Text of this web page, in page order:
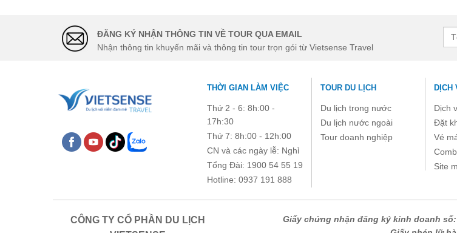
ĐĂNG KÝ NHẬN THÔNG TIN VỀ TOUR QUA EMAIL
Nhận thông tin khuyến mãi và thông tin tour trọn gói từ Vietsense Travel
THỜI GIAN LÀM VIỆC
Thứ 2 - 6: 8h:00 -
17h:30
Thứ 7: 8h:00 - 12h:00
CN và các ngày lễ: Nghỉ
Tổng Đài: 1900 54 55 19
Hotline: 0937 191 888
TOUR DU LỊCH
Du lịch trong nước
Du lịch nước ngoài
Tour doanh nghiệp
DỊCH
Dịch
Đặt
Vé
Site
CÔNG TY CỔ PHẦN DU LỊCH
Giấy chứng nhận đăng ký kinh doanh số: